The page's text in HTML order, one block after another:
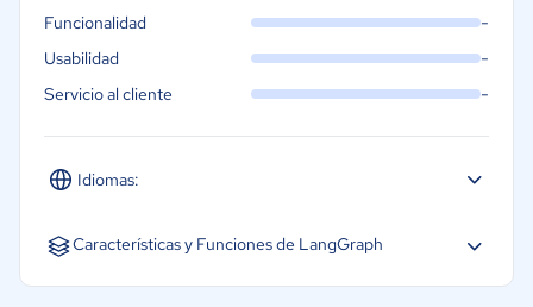
Idiomas:
Español Inglés Portugués
Funcionalidad -
Usabilidad -
Servicio al cliente -
Características y Funciones de LangGraph